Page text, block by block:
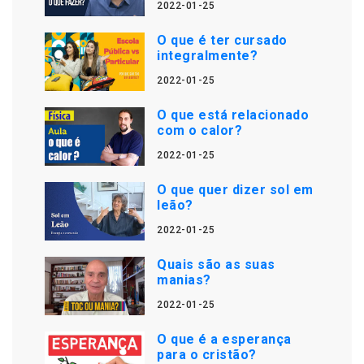
2022-01-25
O que é ter cursado
integralmente?
2022-01-25
O que está relacionado
com o calor?
2022-01-25
O que quer dizer sol em
leão?
2022-01-25
Quais são as suas
manias?
2022-01-25
O que é a esperança
para o cristão?